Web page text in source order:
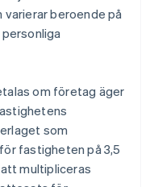
beroende på
om företag äger
som
fastigheten på 3,5
multipliceras